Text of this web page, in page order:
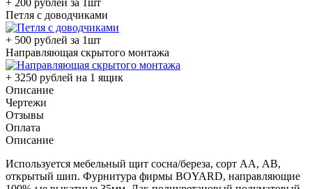
Петля с доводчиками
+ 500 рублей за 1шт
Направляющая скрытого монтажа
+ 3250 рублей на 1 ящик
Описание
Чертежи
Отзывы
Оплата
Описание
Используется мебельный щит сосна/береза, сорт АА, АВ,
открытый шип. Фурнитура фирмы BOYARD, направляющие